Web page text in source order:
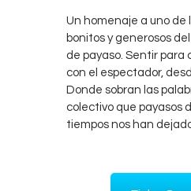
Un homenaje a uno de
bonitos y generosos
de payaso. Sentir para
con el espectador,
Donde sobran las
colectivo que payasos
tiempos nos han